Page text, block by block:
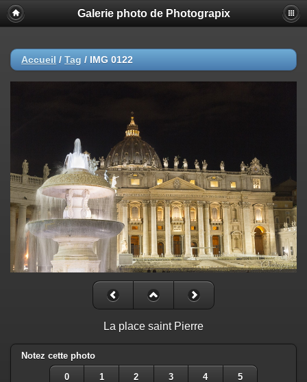
Galerie photo de Photograpix
Accueil / Tag / IMG 0122
La place saint Pierre
Notez cette photo
0 1 2 3 4 5